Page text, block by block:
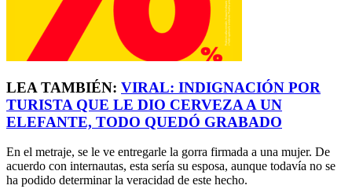
LEA TAMBIÉN: VIRAL: INDIGNACIÓN POR
TURISTA QUE LE DIO CERVEZA A UN
ELEFANTE, TODO QUEDÓ GRABADO
En el metraje, se le ve entregarle la gorra firmada a una mujer. De
acuerdo con internautas, esta sería su esposa, aunque todavía no se
ha podido determinar la veracidad de este hecho.